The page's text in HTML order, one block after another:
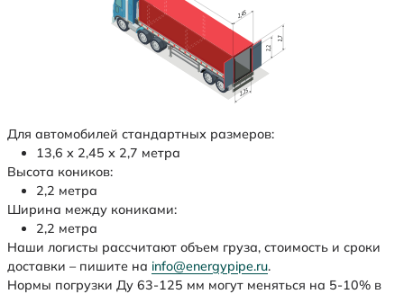
Для автомобилей стандартных размеров:
13,6 х 2,45 х 2,7 метра
Высота коников:
2,2 метра
Ширина между кониками:
2,2 метра
Наши логисты рассчитают объем груза, стоимость и сроки
доставки – пишите на info@energypipe.ru.
Нормы погрузки Ду 63-125 мм могут меняться на 5-10% в